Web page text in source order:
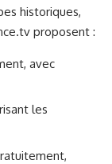
historiques,
proposent :
avec
les